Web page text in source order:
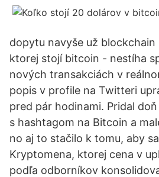
dopytu navyše už
ktorej stojí bitcoin - nestíha
nových transakciách v
popis v profile na Twitteri
pred pár hodinami. Pridal
s hashtagom na Bitcoin a
no aj to stačilo k tomu, aby
Kryptomena, ktorej cena v
podľa odborníkov